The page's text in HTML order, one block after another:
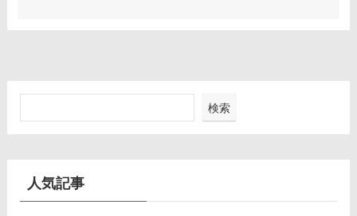
検索
人気記事